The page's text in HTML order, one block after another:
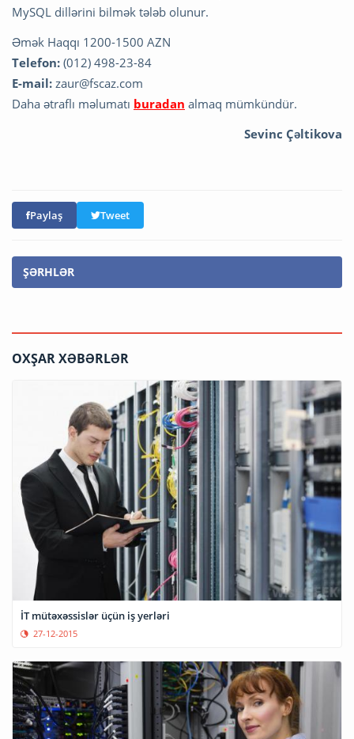
MySQL dillərini bilmək tələb olunur.
Əmək Haqqı 1200-1500 AZN
Telefon: (012) 498-23-84
E-mail: zaur@fscaz.com
Daha ətraflı məlumatı buradan almaq mümkündür.
Sevinc Çəltikova
Paylaş Tweet
ŞƏRHLƏR
OXŞAR XƏBƏRLƏR
İT mütəxəssislər üçün iş yerləri
27-12-2015